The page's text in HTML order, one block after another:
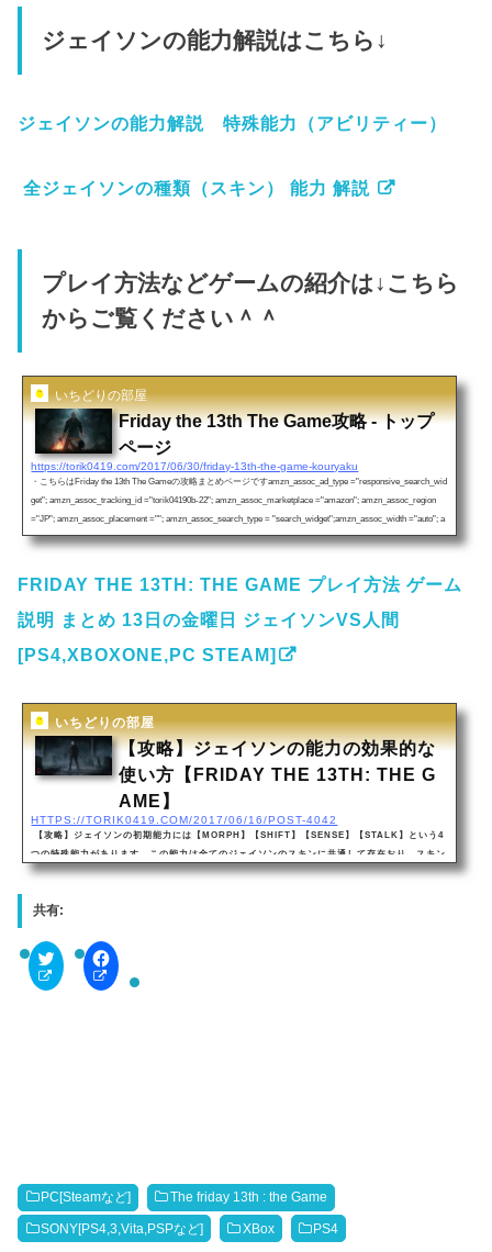
ジェイソンの能力解説はこちら↓
ジェイソンの能力解説 特殊能力（アビリティー）
全ジェイソンの種類（スキン） 能力 解説
プレイ方法などゲームの紹介は↓こちら
からご覧ください＾＾
いちどりの部屋
Friday the 13th The Game攻略 - トップ
ページ
https://torik0419.com/2017/06/30/friday-13th-the-game-kouryaku
・こちらはFriday the 13th The Gameの攻略まとめページですamzn_assoc_ad_type ="responsive_search_wid
get"; amzn_assoc_tracking_id ="torik04190b-22"; amzn_assoc_marketplace ="amazon"; amzn_assoc_region
="JP"; amzn_assoc_placement =""; amzn_assoc_search_type = "search_widget";amzn_assoc_width ="auto"; a
mzn_assoc_height ="auto"; amzn_assoc_default_search_category =""; amzn_assoc_default_search_key ="Frid
FRIDAY THE 13TH: THE GAME プレイ方法 ゲーム
説明 まとめ 13日の金曜日 ジェイソンVS人間
[PS4,XBOXONE,PC STEAM]
いちどりの部屋
【攻略】ジェイソンの能力の効果的な
使い方【FRIDAY THE 13TH: THE G
AME】
HTTPS://TORIK0419.COM/2017/06/16/POST-4042
【攻略】ジェイソンの初期能力には【MORPH】【SHIFT】【SENSE】【STALK】という4
つの特殊能力があります。この能力は全てのジェイソンのスキンに共通して存在おり、スキン
ごとに効果範囲や持続時間等が異なります。しかし、どのスキンでも全ての特殊能力を上手く
の特殊能力を理解して上手く逃げの立ち回りを出来るようにしましょう！【MORPH】【SHI
解除す...
共有:
C
i
i
t
t
e
r
F
a
c
リ
ッ
ク
し
て
PC[Steamなど] The friday 13th : the Game
SONY[PS4,3,Vita,PSPなど] XBox PS4